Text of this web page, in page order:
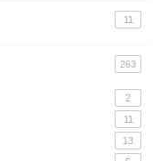
11
263
2
11
13